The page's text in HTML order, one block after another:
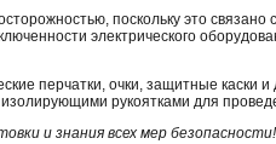
поскольку это
электрического
перчатки, очки, защитные каски
рукоятками для
и знания всех мер безопасности!